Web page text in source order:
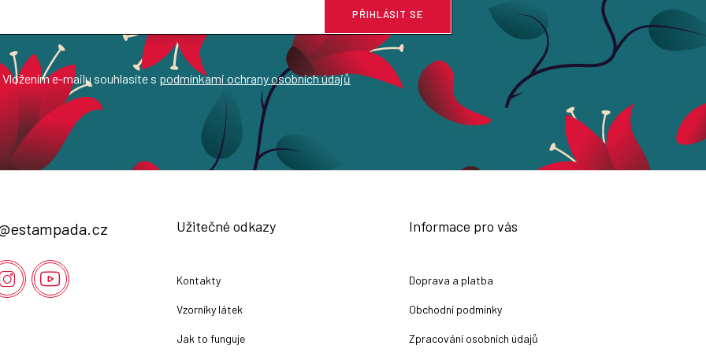
Vložením e-mailu souhlasíte s podmínkami ochrany osobních údajů
PŘIHLÁSIT SE
estampada.cz Užitečné odkazy
Kontakty
Vzorníky látek
Jak to funguje
Informace pro vás
Doprava a platba
Obchodní podmínky
Zpracování osobních údajů